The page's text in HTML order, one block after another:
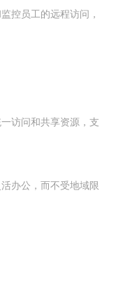
控员工的远程访问，
访问和共享资源，支
办公，而不受地域限